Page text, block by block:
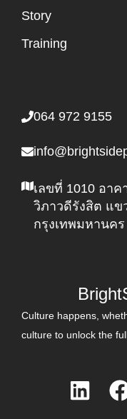
Culture happens,
culture to unlock the
L
i
Story
Training
064 972 9155
เลขที่ 1010 อา
วิภาวดีรังสิต แข
กรุงเทพมหานคร